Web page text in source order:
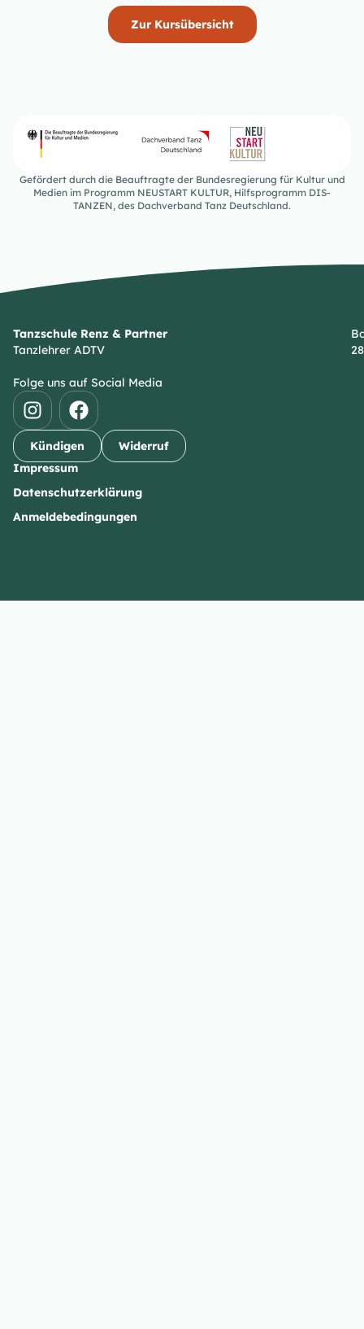
Zur Kursübersicht
Gefördert durch die Beauftragte der Bundesregierung für Kultur und
Medien im Programm NEUSTART KULTUR, Hilfsprogramm DIS-
TANZEN, des Dachverband Tanz Deutschland.
Tanzschule Renz & Partner
Tanzlehrer ADTV
Folge uns auf Social Media
Kündigen
Widerruf
Impressum
Datenschutzerklärung
Anmeldebedingungen